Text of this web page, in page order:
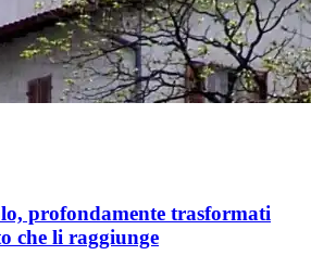
profondamente trasformati
che li raggiunge